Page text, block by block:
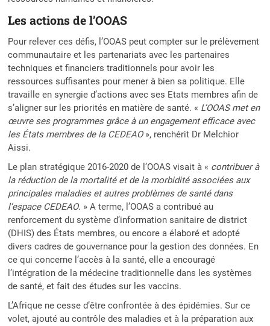
Les actions de l’OOAS
Pour relever ces défis, l’OOAS peut compter sur le prélèvement
communautaire et les partenariats avec les partenaires
techniques et financiers traditionnels pour avoir les
ressources suffisantes pour mener à bien sa politique. Elle
travaille en synergie d’actions avec ses Etats membres afin de
s’aligner sur les priorités en matière de santé. « L’OOAS met en
œuvre ses programmes grâce à un engagement efficace avec
les États membres de la CEDEAO», renchérit Dr Melchior
Aissi.
Le plan stratégique 2016-2020 de l’OOAS visait à « contribuer à
la réduction de la mortalité et de la morbidité associées aux
principales maladies et autres problèmes de santé dans
l’espace CEDEAO. » A terme, l’OOAS a contribué au
renforcement du système d’information sanitaire de district
(DHIS) des États membres, ou encore a élaboré et adopté
divers cadres de gouvernance pour la gestion des données. En
ce qui concerne l’accès à la santé, elle a encouragé
l’intégration de la médecine traditionnelle dans les systèmes
de santé, et fait des études sur les vaccins.
L’Afrique ne cesse d’être confrontée à des épidémies. Sur ce
volet, ajouté au contrôle des maladies et à la préparation aux